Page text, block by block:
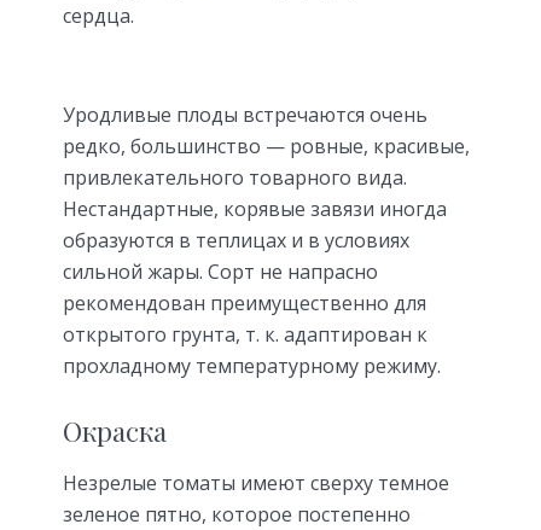
сердца.
Уродливые плоды встречаются очень
редко, большинство — ровные, красивые,
привлекательного товарного вида.
Нестандартные, корявые завязи иногда
образуются в теплицах и в условиях
сильной жары. Сорт не напрасно
рекомендован преимущественно для
открытого грунта, т. к. адаптирован к
прохладному температурному режиму.
Окраска
Незрелые томаты имеют сверху темное
зеленое пятно, которое постепенно